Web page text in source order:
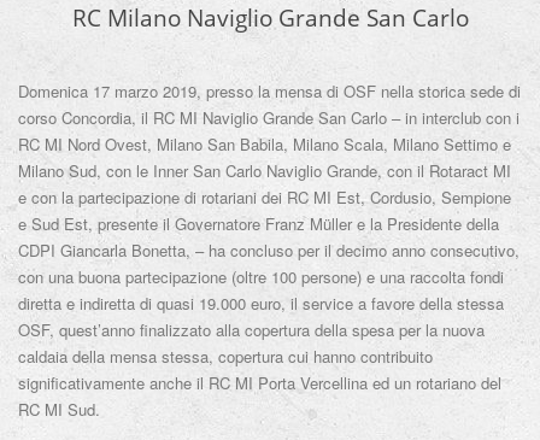
RC Milano Naviglio Grande San Carlo
Domenica 17 marzo 2019, presso la mensa di OSF nella storica sede di
corso Concordia, il RC MI Naviglio Grande San Carlo – in interclub con i
RC MI Nord Ovest, Milano San Babila, Milano Scala, Milano Settimo e
Milano Sud, con le Inner San Carlo Naviglio Grande, con il Rotaract MI
e con la partecipazione di rotariani dei RC MI Est, Cordusio, Sempione
e Sud Est, presente il Governatore Franz Müller e la Presidente della
CDPI Giancarla Bonetta, – ha concluso per il decimo anno consecutivo,
con una buona partecipazione (oltre 100 persone) e una raccolta fondi
diretta e indiretta di quasi 19.000 euro, il service a favore della stessa
OSF, quest’anno finalizzato alla copertura della spesa per la nuova
caldaia della mensa stessa, copertura cui hanno contribuito
significativamente anche il RC MI Porta Vercellina ed un rotariano del
RC MI Sud.